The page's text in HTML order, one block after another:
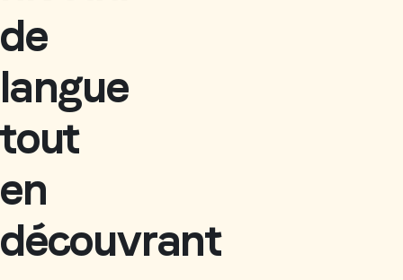
de
langue
tout
en
découvrant